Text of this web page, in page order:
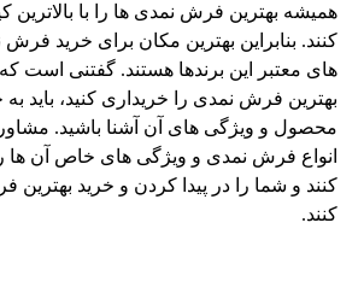
همیشه بهترین فرش نمدی ها را با بالاترین
کنند. بنابراین بهترین مکان برای خرید فرش
های معتبر این برندها هستند. گفتنی است که
بهترین فرش نمدی را خریداری کنید، باید به
محصول و ویژگی های آن آشنا باشید.
انواع فرش نمدی و ویژگی های خاص آن ها
کنند و شما را در پیدا کردن و خرید بهترین
کنند.